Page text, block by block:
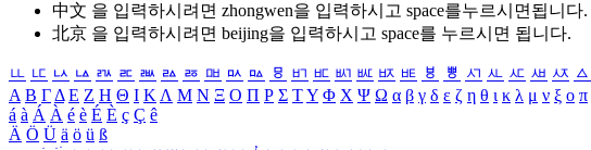
中文 을 입력하시려면 zhongwen을 입력하시고 space를누르시면됩니다.
北京 을 입력하시려면 beijing을 입력하시고 space를 누르시면 됩니다.
ㅥ ㅦ ㅧ ㅨ ㅩ ㅪ ㅫ ㅬ ㅭ ㅮ ㅯ ㅰ ㅱ ㅲ ㅳ ㅴ ㅵ ㅶ ㅷ ㅸ ㅹ ㅺ ㅻ ㅼ ㅽ ㅾ ㅿ
Α Β ΓΔ Ε Ζ Η Θ Ι ΚΛ Μ Ν Ξ Ο Π Ρ Σ ΤΥ Φ Χ Ψ Ω α β γ δ ε ζ η θ ι κ λ μ ν ξ ο π
á à Á À é è É È ç Ç ê
Ä Ö Ü ä ö ü ß